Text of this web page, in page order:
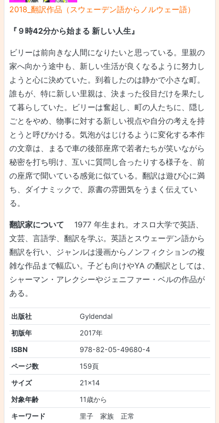
2018_翻訳作品（スウェーデン語からノルウェー語）
『９時42分から始まる 新しい人生』
ビリーは前向きな人間になりたいと思っている。里親の
家へ向かう途中も、新しい生活が良くなるように努力し
ようと心に決めていた。到着したのは静かで小さな町。
誰もが、特に新しい里親は、決まった役目だけを果たし
て暮らしていた。ビリーは奮起し、町の人たちに、隠し
ごとをやめ、物事に対する新しい視点や自分の考えを持
とうと呼びかける。気泡がはじけるように変化する本作
の文章は、まるで車の後部座席で若者たちが笑いながら
秘密を打ち明け、互いに質問し合ったりする様子を、前
の座席で聞いている感覚に似ている。翻訳は遊び心に満
ち、ダイナミックで、原書の雰囲気をうまく伝えてい
る。
翻訳家について
1977 年生まれ。オスロ大学で英語、
文芸、言語学、翻訳を学ぶ。英語とスウェーデン語から
翻訳を行い、ジャンルは漫画からノンフィクションの複
雑な作品まで幅広い。子ども向けやYA の翻訳としては、
シャーマン・アレクシーやジェニファー・ベルの作品が
ある。
出版社
Gyldendal
初版年
2017年
ISBN
978-82-05-49680-4
ページ数
159頁
サイズ
21×14
対象年齢
11歳から
キーワード
里子 家族 正常